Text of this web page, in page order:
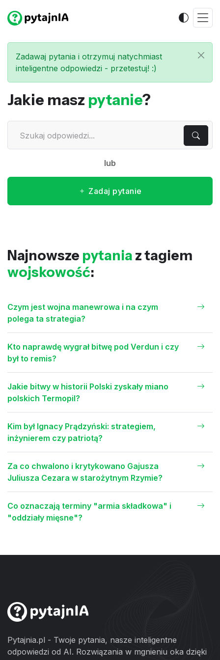
Zadawaj pytania i otrzymuj natychmiast
inteligentne odpowiedzi - przetestuj! :)
Jakie masz pytanie?
lub
Zadaj pytanie
Najnowsze pytania z tagiem
wojskowość:
Czym jest wojna manewrowa i na czym
polega ta strategia?
Kto naprawdę wygrał bitwę pod Verdun i czy
był to remis?
Jakie bitwy w historii Polski zyskały miano
polskich Termopil?
Kim był Ignacy Prądzyński: strategiem,
inżynierem czy patriotą?
Za co chwalono i krytykowano Gajusza
Juliusza Cezara w starożytnym Rzymie?
Co oznaczają terminy "armia składkowa" i
"oddziały mięsne"?
Pytajnia.pl - Twoje pytania, nasze inteligentne
odpowiedzi od AI. Rozwiązania w mgnieniu oka dzięki